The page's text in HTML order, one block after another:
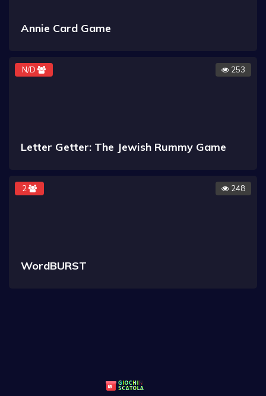
Annie Card Game
N/D 253
Letter Getter: The Jewish Rummy Game
2 248
WordBURST